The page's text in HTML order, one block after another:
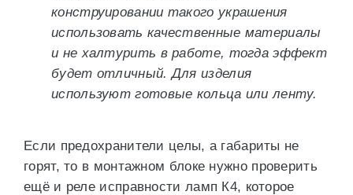
конструировании такого украшения
использовать качественные материалы
и не халтурить в работе, тогда эффект
будет отличный. Для изделия
используют готовые кольца или ленту.
Если предохранители целы, а габариты не
горят, то в монтажном блоке нужно проверить
ещё и реле исправности ламп К4, которое